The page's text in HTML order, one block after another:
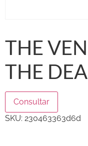
THE
THE
Consultar
SKU: 230463363d6d